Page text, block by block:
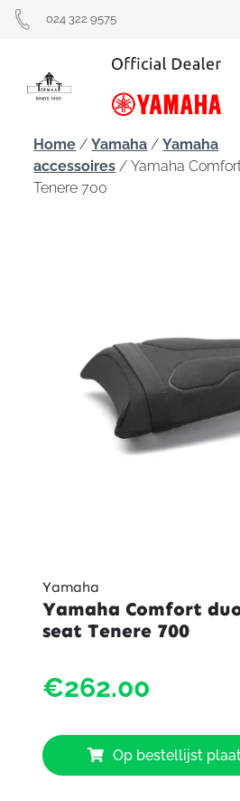
024 322 9575
Home /Yamaha /Yamaha
accessoires / Yamaha
Tenere 700
Yamaha
Yamaha Comfort
seat Tenere 700
€262.00
Op bestellijst